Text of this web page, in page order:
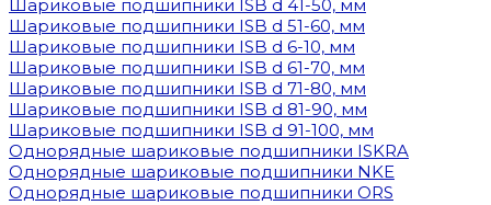
Шариковые подшипники ISB d 41-50, мм
Шариковые подшипники ISB d 51-60, мм
Шариковые подшипники ISB d 6-10, мм
Шариковые подшипники ISB d 61-70, мм
Шариковые подшипники ISB d 71-80, мм
Шариковые подшипники ISB d 81-90, мм
Шариковые подшипники ISB d 91-100, мм
Однорядные шариковые подшипники ISKRA
Однорядные шариковые подшипники NKE
Однорядные шариковые подшипники ORS